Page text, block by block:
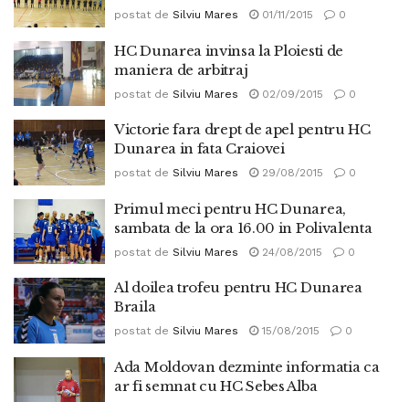
postat de Silviu Mares 01/11/2015 0
HC Dunarea invinsa la Ploiesti de
maniera de arbitraj
postat de Silviu Mares 02/09/2015 0
Victorie fara drept de apel pentru HC
Dunarea in fata Craiovei
postat de Silviu Mares 29/08/2015 0
Primul meci pentru HC Dunarea,
sambata de la ora 16.00 in Polivalenta
postat de Silviu Mares 24/08/2015 0
Al doilea trofeu pentru HC Dunarea
Braila
postat de Silviu Mares 15/08/2015 0
Ada Moldovan dezminte informatia ca
ar fi semnat cu HC Sebes Alba